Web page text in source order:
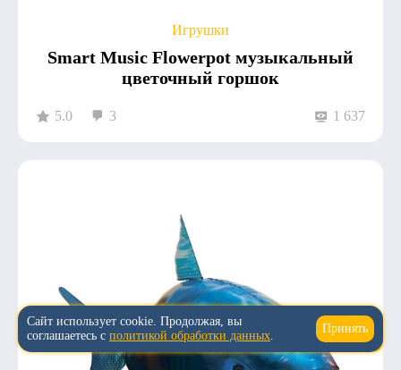
Игрушки
Smart Music Flowerpot музыкальный
цветочный горшок
5.0 3 1 637
↑
Сайт использует cookie. Продолжая, вы
соглашаетесь с политикой обработки данных.
Принять